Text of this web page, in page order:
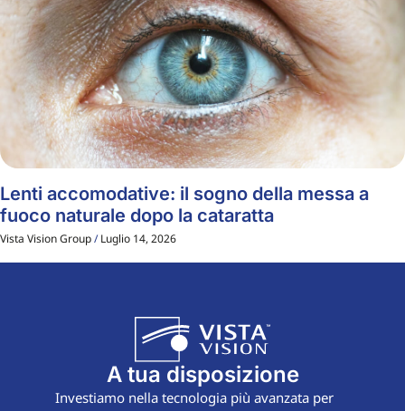
Lenti accomodative: il sogno della messa a
fuoco naturale dopo la cataratta
Vista Vision Group Luglio 14, 2026
A tua disposizione
Investiamo nella tecnologia più avanzata per